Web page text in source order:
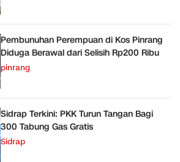
Pembunuhan Perempuan di Kos Pinrang
Diduga Berawal dari Selisih Rp200 Ribu
pinrang
Sidrap Terkini: PKK Turun Tangan Bagi
300 Tabung Gas Gratis
Sidrap